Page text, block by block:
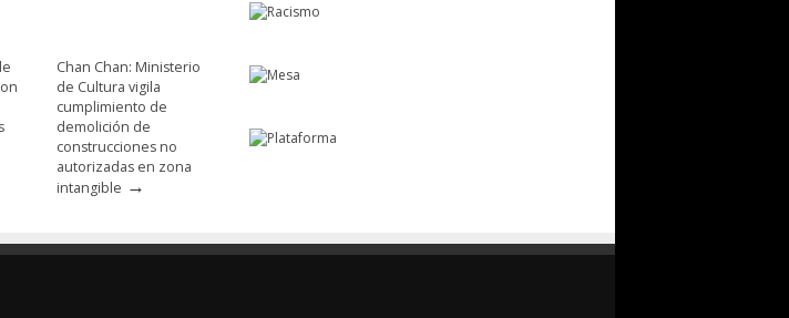
Chan Chan: Ministerio
de Cultura vigila
cumplimiento de
demolición de
construcciones no
autorizadas en zona
intangible →